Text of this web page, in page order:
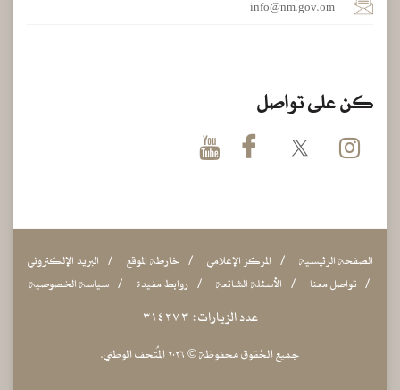
كن على تواصل
الصفحة الرئيسية المركز الإعلامي خارطة الموقع
البريد الإلكتروني
تواصل معنا
الأسئلة الشائعة روابط مفيدة سياسة الخصوصية
عدد الزيارات : ٣٧٢٤١٣
جميع الحُقوق محفوظة ©